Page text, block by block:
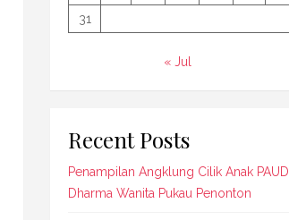
31
« Jul
Recent Posts
Penampilan Angklung Cilik Anak PAUD
Dharma Wanita Pukau Penonton